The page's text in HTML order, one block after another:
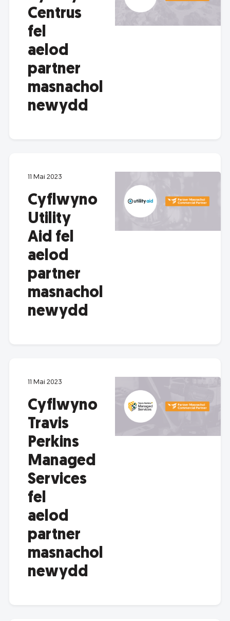
Centrus
fel
aelod
partner
masnachol
newydd
11 Mai 2023
Cyflwyno
Utility
Aid fel
aelod
partner
masnachol
newydd
11 Mai 2023
Cyflwyno
Travis
Perkins
Managed
Services
fel
aelod
partner
masnachol
newydd